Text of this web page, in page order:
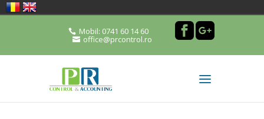
Mobil: 0741 60 14 60
office@prcontrol.ro